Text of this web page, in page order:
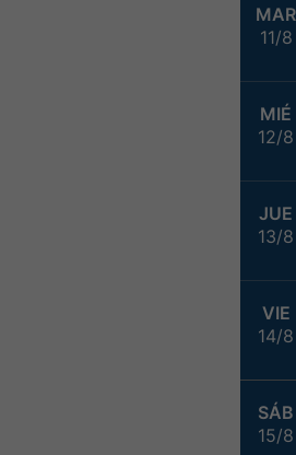
MAR
11/8
MIÉ
12/8
JUE
13/8
VIE
14/8
SÁB
15/8